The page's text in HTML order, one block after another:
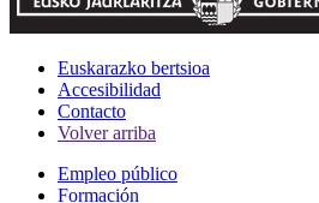
Euskarazko bertsioa
Accesibilidad
Contacto
Volver arriba
Empleo público
Formación